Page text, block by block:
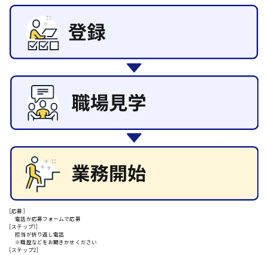
施設管理・整備
施工管理
自動車整備士
安芸高田市
山県郡
日給10000円以上
[応募]
電話か応募フォームで応募
[ステップ1]
担当が折り返し電話
※職歴などをお聞きかせください
[ステップ2]